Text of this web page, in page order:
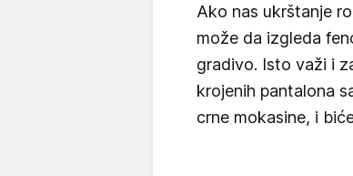
Ako nas ukrštanje
može da izgleda
gradivo. Isto važi i
krojenih pantalona
crne mokasine, i